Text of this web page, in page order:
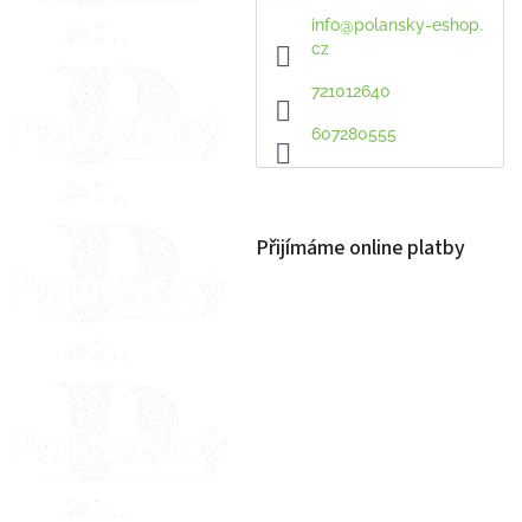
info@polansky-eshop.
cz
721012640
607280555
Přijímáme online platby